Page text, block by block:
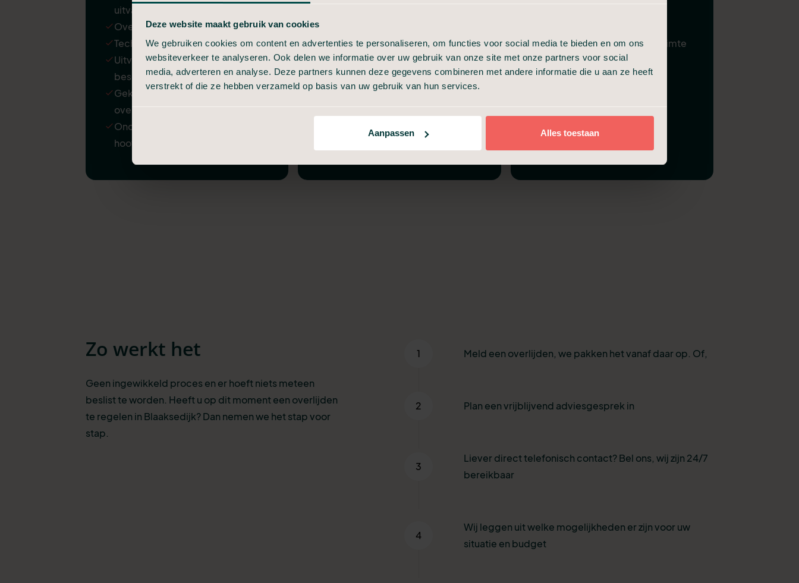
Deze website maakt gebruik van cookies
We gebruiken cookies om content en advertenties te personaliseren, om functies voor social media te bieden en om ons
websiteverkeer te analyseren. Ook delen we informatie over uw gebruik van onze site met onze partners voor social
media, adverteren en analyse. Deze partners kunnen deze gegevens combineren met andere informatie die u aan ze heeft
verstrekt of die ze hebben verzameld op basis van uw gebruik van hun services.
Aanpassen Alles toestaan
uitvaart
Overbrenging van de overledene
Technische verzorging
Uitvaartkist met een kleine
beschadiging
Gekoelde bewaring van
overledene
Ondersteuning door
hoofdkantoor
Nette uitvaartkist
Informeel afscheid (30 min)
Incasseren van
Samenzijn in condoleanceruimte
Zo werkt het
Geen ingewikkeld proces en er hoeft niets meteen
beslist te worden. Heeft u op dit moment een overlijden
te regelen in Blaaksedijk? Dan nemen we het stap voor
stap.
1 Meld een overlijden, we pakken het vanaf daar op. Of,
2 Plan een vrijblijvend adviesgesprek in
3
Liever direct telefonisch contact? Bel ons, wij zijn 24/7
bereikbaar
4
Wij leggen uit welke mogelijkheden er zijn voor uw
situatie en budget